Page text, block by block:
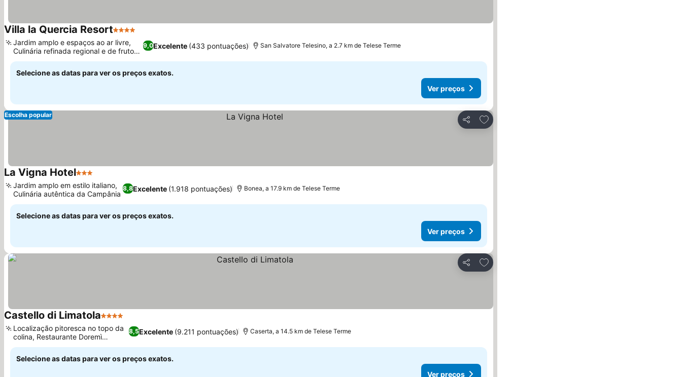
Villa la Quercia Resort4 Estrelas
9,0Excelente (433 pontuações)
Jardim amplo e espaços ao ar livre,
Culinária refinada regional e de frutos
do mar
San Salvatore Telesino, a 2.7 km de Telese Terme
Selecione as datas para ver os preços exatos.
Ver preços
Partilhar
Adicionar aos favoritos
Escolha popular
La Vigna Hotel3 Estrelas
8,8Excelente (1.918 pontuações)
Jardim amplo em estilo italiano,
Culinária autêntica da Campânia
Bonea, a 17.9 km de Telese Terme
Selecione as datas para ver os preços exatos.
Ver preços
Partilhar
Adicionar aos favoritos
Castello di Limatola4 Estrelas
8,5Excelente (9.211 pontuações)
Localização pitoresca no topo da
colina, Restaurante Doremì
refinado
Caserta, a 14.5 km de Telese Terme
Selecione as datas para ver os preços exatos.
Ver preços